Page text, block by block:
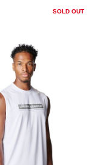
SOLD OUT